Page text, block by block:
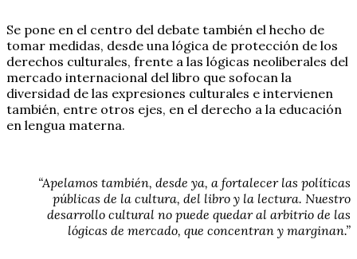
Se pone en el centro del debate también el hecho de
tomar medidas, desde una lógica de protección de los
derechos culturales, frente a las lógicas neoliberales del
mercado internacional del libro que sofocan la
diversidad de las expresiones culturales e intervienen
también, entre otros ejes, en el derecho a la educación
en lengua materna.
“Apelamos también, desde ya, a fortalecer las políticas
públicas de la cultura, del libro y la lectura. Nuestro
desarrollo cultural no puede quedar al arbitrio de las
lógicas de mercado, que concentran y marginan.”